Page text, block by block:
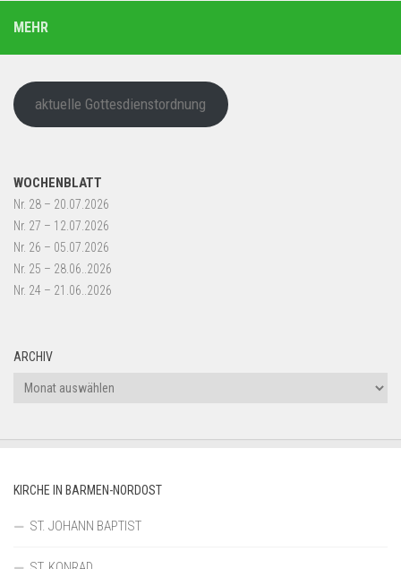
MEHR
aktuelle Gottesdienstordnung
WOCHENBLATT
Nr. 28 – 20.07.2026
Nr. 27 – 12.07.2026
Nr. 26 – 05.07.2026
Nr. 25 – 28.06..2026
Nr. 24 – 21.06..2026
ARCHIV
Archiv
KIRCHE IN BARMEN-NORDOST
ST. JOHANN BAPTIST